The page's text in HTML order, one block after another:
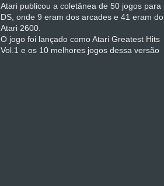
Atari publicou a coletânea de 50 jogos para
DS, onde 9 eram dos arcades e 41 eram do
Atari 2600.
O jogo foi lançado como Atari Greatest Hits
Vol.1 e os 10 melhores jogos dessa versão